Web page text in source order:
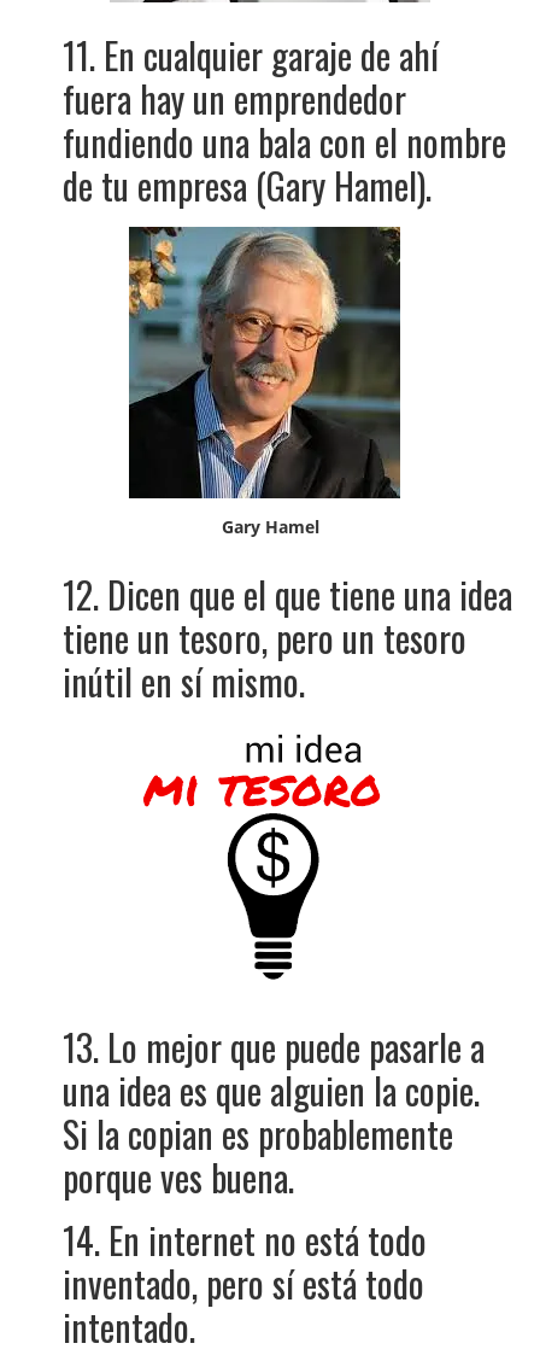
11. En cualquier garaje de ahí
fuera hay un emprendedor
fundiendo una bala con el nombre
de tu empresa (Gary Hamel).
Gary Hamel
12. Dicen que el que tiene una idea
tiene un tesoro, pero un tesoro
inútil en sí mismo.
13. Lo mejor que puede pasarle a
una idea es que alguien la copie.
Si la copian es probablemente
porque ves buena.
14. En internet no está todo
inventado, pero sí está todo
intentado.